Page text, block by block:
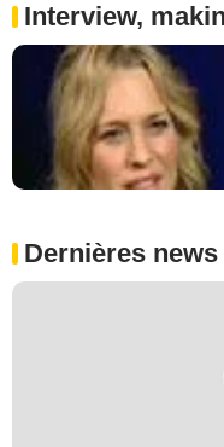
Interview,
Dernières news